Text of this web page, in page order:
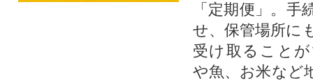
「定期便」。
せ、保管場所に
受け取ること
や魚、お米など